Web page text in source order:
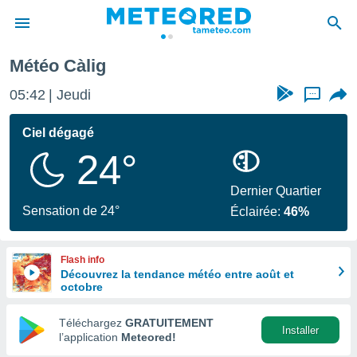
de
en
Météo Càlig
05:42 Jeudi ...
Ciel dégagé
24°
Sensation de 24°
Dernier Quartier
Éclairée:46%
Flash info
Découvrez la tendance météo entre août et
octobre
Téléchargez GRATUITEMENT
l’application Meteored!
Installer